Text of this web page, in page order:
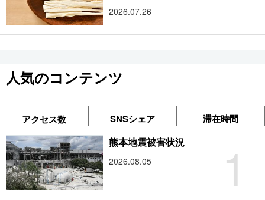
2026.07.26
人気のコンテンツ
アクセス数 SNSシェア 滞在時間
1
熊本地震被害状況
2026.08.05